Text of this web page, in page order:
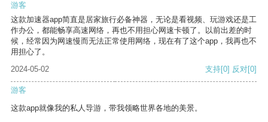
游客
这款加速器app简直是居家旅行必备神器，无论是看视频、玩游戏还是工
作办公，都能畅享高速网络，再也不用担心网速卡顿了。以前出差的时
候，经常因为网速慢而无法正常使用网络，现在有了这个app，我再也不
用担心了。
2024-05-02
支持[0] 反对[0]
游客
这款app就像我的私人导游，带我领略世界各地的美景。